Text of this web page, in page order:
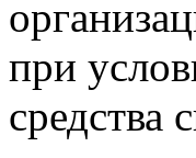
при
средства